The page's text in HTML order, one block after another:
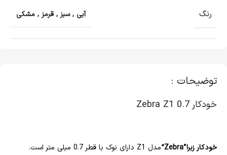
توضیحات :
خودکار Zebra Z1 0.7
خودکار زبرا“Zebra”
مدل Z1 دارای نوک با قطر 0.7 میلی متر است.
رنگ آبی ,سبز ,قرمز , مشکی